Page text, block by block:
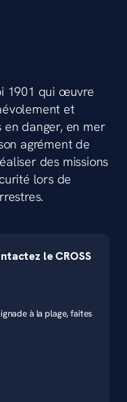
1901 qui œuvre
et
en danger, en mer
agrément de
des missions
lors de
le CROSS
à la plage, faites